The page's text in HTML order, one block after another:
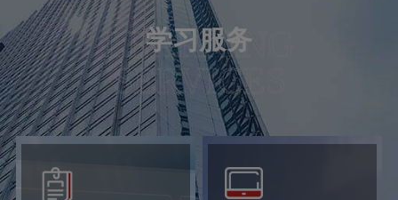
LEARNING
SERVICES
学习服务